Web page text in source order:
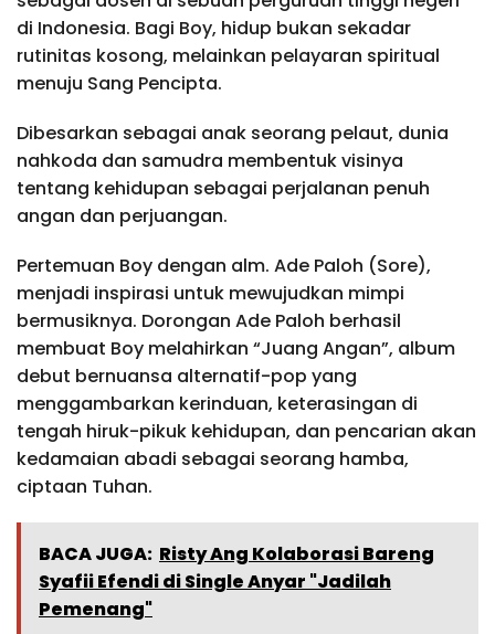
di Indonesia. Bagi Boy, hidup bukan sekadar
rutinitas kosong, melainkan pelayaran spiritual
menuju Sang Pencipta.
Dibesarkan sebagai anak seorang pelaut, dunia
nahkoda dan samudra membentuk visinya
tentang kehidupan sebagai perjalanan penuh
angan dan perjuangan.
Pertemuan Boy dengan alm. Ade Paloh (Sore),
menjadi inspirasi untuk mewujudkan mimpi
bermusiknya. Dorongan Ade Paloh berhasil
membuat Boy melahirkan “Juang Angan”, album
debut bernuansa alternatif-pop yang
menggambarkan kerinduan, keterasingan di
tengah hiruk-pikuk kehidupan, dan pencarian akan
kedamaian abadi sebagai seorang hamba,
ciptaan Tuhan.
BACA JUGA: Risty Ang Kolaborasi Bareng
Syafii Efendi di Single Anyar "Jadilah
Pemenang"